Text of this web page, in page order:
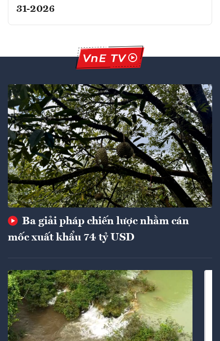
31-2026
Ba giải pháp chiến lược nhằm cán
mốc xuất khẩu 74 tỷ USD